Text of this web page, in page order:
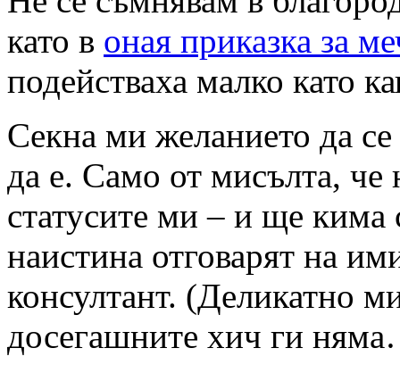
като в оная приказка за
подействаха малко като
Секна ми желанието да се
да е. Само от мисълта, че
статусите ми – и ще кима
наистина отговарят на
консултант. (Деликатно
досегашните хич ги